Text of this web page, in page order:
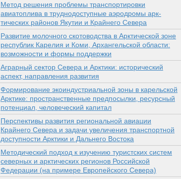
Метод решения проблемы транспортировки
авиатоплива в труднодоступные аэродромы арк­
тических районов Якутии и Крайнего Севера
Развитие молочного скотоводства в Арктической зоне
республик Карелия и Коми, Архангельской области:
возможности и формы поддержки
Аграрный сектор Севера и Арктики: исторический
аспект, направления развития
Формирование экоиндустриальной зоны в карельской
Арк­тике: пространственные предпосылки, ресурсный
потенциал, человеческий капитал
Перспективы развития региональной авиации
Крайнего Севера и задачи увеличения транспортной
доступности Арктики и Дальнего Востока
Методический подход к изучению туристских систем
северных и арктических регионов Российской
Федерации (на примере Европейского Севера)